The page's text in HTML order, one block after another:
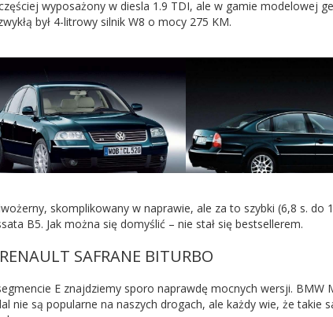
wyposażony w diesla 1.9 TDI, ale w gamie modelowej
był 4-litrowy silnik W8 o mocy 275 KM.
skomplikowany w naprawie, ale za to szybki (6,8 s.
B5. Jak można się domyślić – nie stał się bestsellerem.
SAFRANE BITURBO
E znajdziemy sporo naprawdę mocnych wersji.
nie są popularne na naszych drogach, ale każdy wie, że